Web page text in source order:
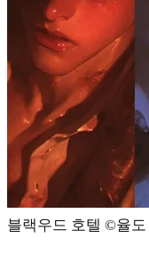
블랙우드 호텔 ©️율도